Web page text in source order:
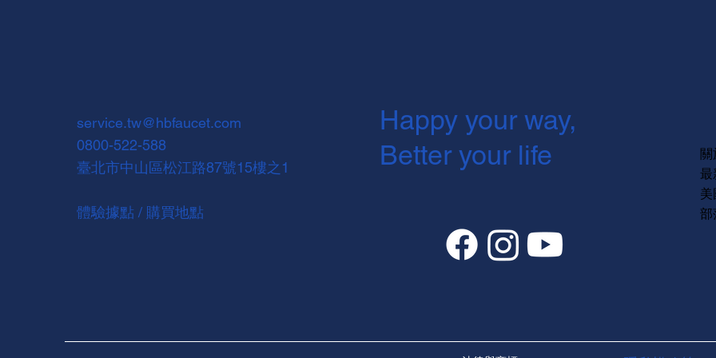
service.tw@hbfaucet.com
0800-522-588
臺北市中山區松江路87號15樓之1
體驗據點 / 購買地點
Happy your way,
Better your life
最
部